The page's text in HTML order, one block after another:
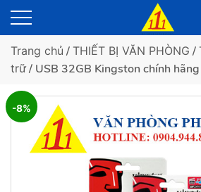
Trang chủ / THIẾT BỊ VĂN PHÒNG /
trữ/ USB 32GB Kingston chính hãng
-8%